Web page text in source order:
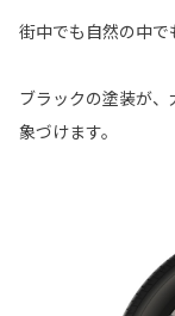
街中でも自然の中で
ブラックの塗装が
象づけます。